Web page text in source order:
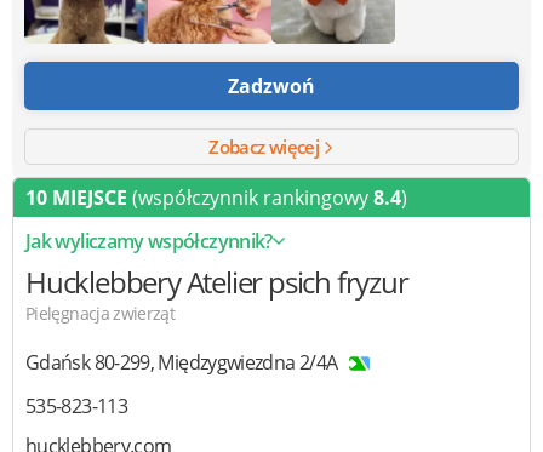
Zadzwoń
Zobacz więcej
10 MIEJSCE (współczynnik rankingowy8.4)
Jak wyliczamy współczynnik?
HucklebberyAtelier psich fryzur
Pielęgnacja zwierząt
Gdańsk80-299,Międzygwiezdna 2/4A
535-823-113
hucklebbery.com